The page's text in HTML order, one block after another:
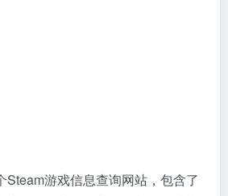
Steam游戏信息查询网站，包含了